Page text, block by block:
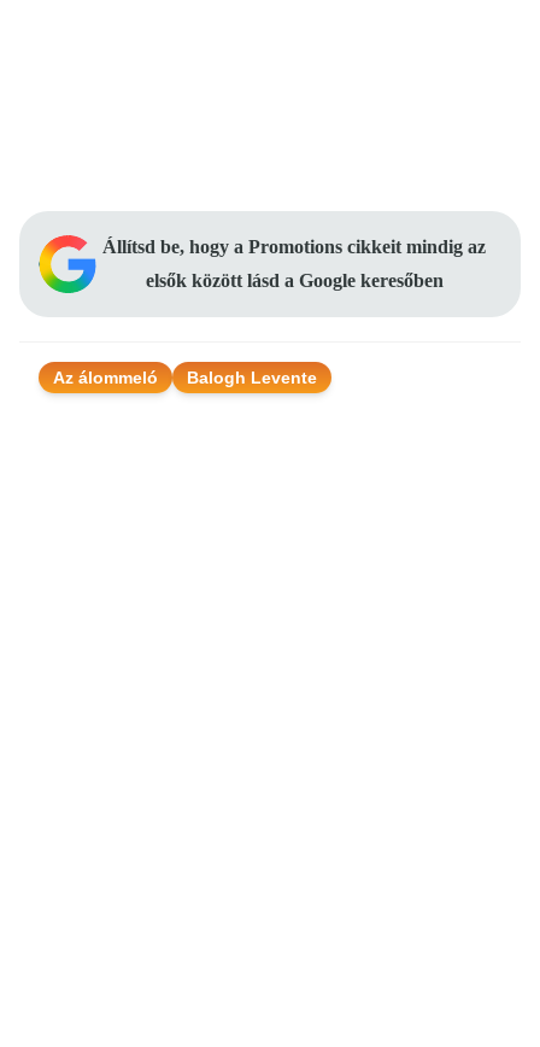
Állítsd be, hogy a Promotions cikkeit mindig az
elsők között lásd a Google keresőben
Az álommeló Balogh Levente